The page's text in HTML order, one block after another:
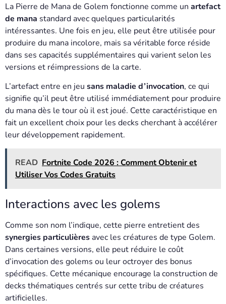
La Pierre de Mana de Golem fonctionne comme un artefact
de mana standard avec quelques particularités
intéressantes. Une fois en jeu, elle peut être utilisée pour
produire du mana incolore, mais sa véritable force réside
dans ses capacités supplémentaires qui varient selon les
versions et réimpressions de la carte.
L’artefact entre en jeu sans maladie d’invocation, ce qui
signifie qu’il peut être utilisé immédiatement pour produire
du mana dès le tour où il est joué. Cette caractéristique en
fait un excellent choix pour les decks cherchant à accélérer
leur développement rapidement.
READ Fortnite Code 2026 : Comment Obtenir et
Utiliser Vos Codes Gratuits
Interactions avec les golems
Comme son nom l’indique, cette pierre entretient des
synergies particulières avec les créatures de type Golem.
Dans certaines versions, elle peut réduire le coût
d’invocation des golems ou leur octroyer des bonus
spécifiques. Cette mécanique encourage la construction de
decks thématiques centrés sur cette tribu de créatures
artificielles.